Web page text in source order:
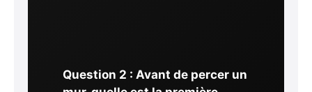
Question 2 : Avant de percer un